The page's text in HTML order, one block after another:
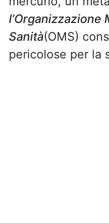
l’Organizzazione
Sanità(OMS)
pericolose per la